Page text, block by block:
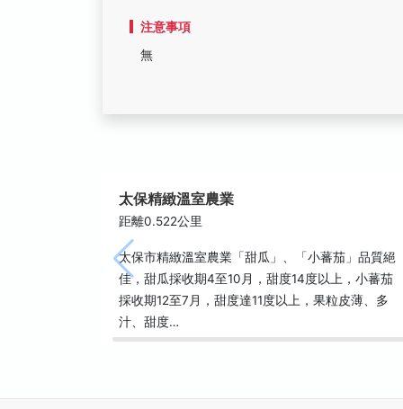
注意事項
無
太保精緻溫室農業
距離0.522公里
太保市精緻溫室農業「甜瓜」、「小蕃茄」品質絕
佳，甜瓜採收期4至10月，甜度14度以上，小蕃茄
採收期12至7月，甜度達11度以上，果粒皮薄、多
汁、甜度…